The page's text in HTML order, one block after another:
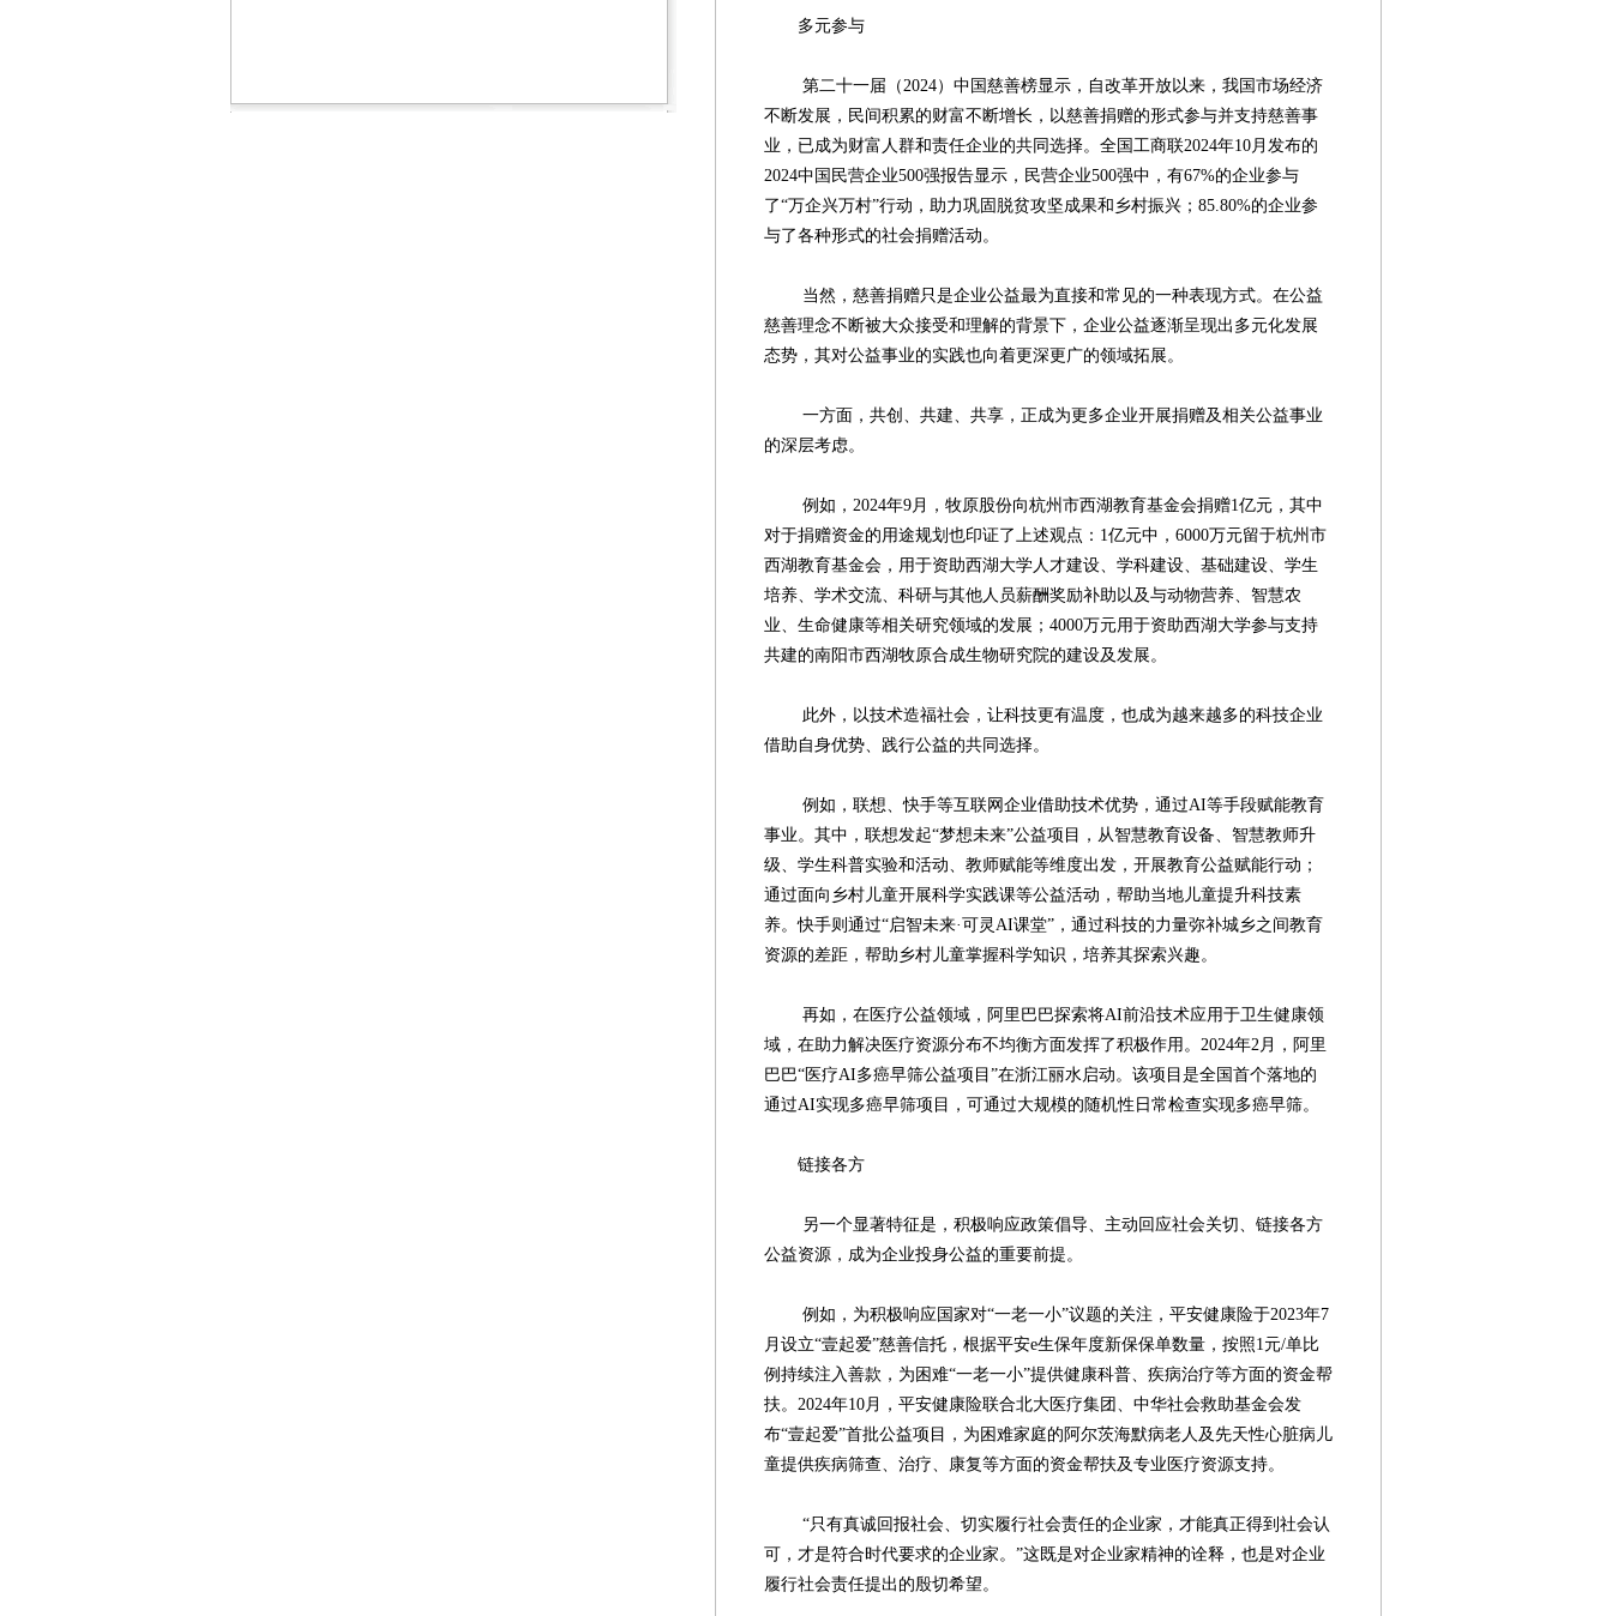
多元参与
第二十一届（2024）中国慈善榜显示，自改革开放以来，我国市场经济
不断发展，民间积累的财富不断增长，以慈善捐赠的形式参与并支持慈善事
业，已成为财富人群和责任企业的共同选择。全国工商联2024年10月发布的
2024中国民营企业500强报告显示，民营企业500强中，有67%的企业参与
了“万企兴万村”行动，助力巩固脱贫攻坚成果和乡村振兴；85.80%的企业参
与了各种形式的社会捐赠活动。
当然，慈善捐赠只是企业公益最为直接和常见的一种表现方式。在公益
慈善理念不断被大众接受和理解的背景下，企业公益逐渐呈现出多元化发展
态势，其对公益事业的实践也向着更深更广的领域拓展。
一方面，共创、共建、共享，正成为更多企业开展捐赠及相关公益事业
的深层考虑。
例如，2024年9月，牧原股份向杭州市西湖教育基金会捐赠1亿元，其中
对于捐赠资金的用途规划也印证了上述观点：1亿元中，6000万元留于杭州市
西湖教育基金会，用于资助西湖大学人才建设、学科建设、基础建设、学生
培养、学术交流、科研与其他人员薪酬奖励补助以及与动物营养、智慧农
业、生命健康等相关研究领域的发展；4000万元用于资助西湖大学参与支持
共建的南阳市西湖牧原合成生物研究院的建设及发展。
此外，以技术造福社会，让科技更有温度，也成为越来越多的科技企业
借助自身优势、践行公益的共同选择。
例如，联想、快手等互联网企业借助技术优势，通过AI等手段赋能教育
事业。其中，联想发起“梦想未来”公益项目，从智慧教育设备、智慧教师升
级、学生科普实验和活动、教师赋能等维度出发，开展教育公益赋能行动；
通过面向乡村儿童开展科学实践课等公益活动，帮助当地儿童提升科技素
养。快手则通过“启智未来·可灵AI课堂”，通过科技的力量弥补城乡之间教育
资源的差距，帮助乡村儿童掌握科学知识，培养其探索兴趣。
再如，在医疗公益领域，阿里巴巴探索将AI前沿技术应用于卫生健康领
域，在助力解决医疗资源分布不均衡方面发挥了积极作用。2024年2月，阿里
巴巴“医疗AI多癌早筛公益项目”在浙江丽水启动。该项目是全国首个落地的
通过AI实现多癌早筛项目，可通过大规模的随机性日常检查实现多癌早筛。
链接各方
另一个显著特征是，积极响应政策倡导、主动回应社会关切、链接各方
公益资源，成为企业投身公益的重要前提。
例如，为积极响应国家对“一老一小”议题的关注，平安健康险于2023年7
月设立“壹起爱”慈善信托，根据平安e生保年度新保保单数量，按照1元/单比
例持续注入善款，为困难“一老一小”提供健康科普、疾病治疗等方面的资金帮
扶。2024年10月，平安健康险联合北大医疗集团、中华社会救助基金会发
布“壹起爱”首批公益项目，为困难家庭的阿尔茨海默病老人及先天性心脏病儿
童提供疾病筛查、治疗、康复等方面的资金帮扶及专业医疗资源支持。
“只有真诚回报社会、切实履行社会责任的企业家，才能真正得到社会认
可，才是符合时代要求的企业家。”这既是对企业家精神的诠释，也是对企业
履行社会责任提出的殷切希望。